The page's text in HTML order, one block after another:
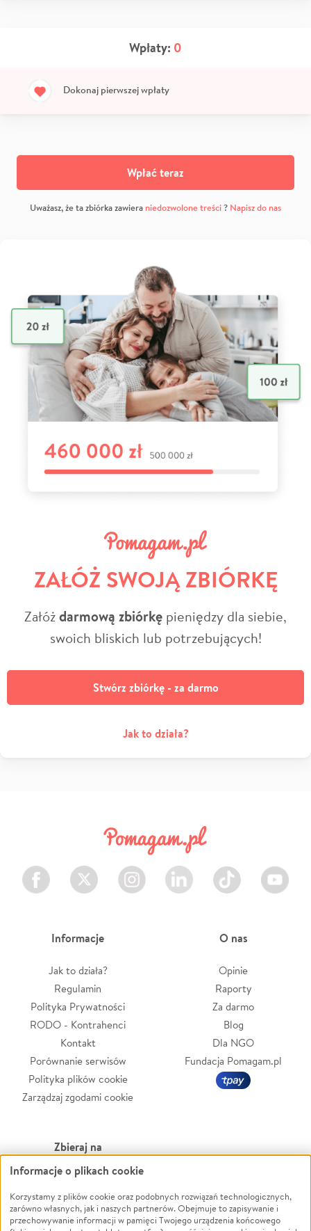
Wpłaty: 0
Dokonaj pierwszej wpłaty
Wpłać teraz
Uważasz, że ta zbiórka zawiera niedozwolone treści? Napisz do nas
ZAŁÓŻ SWOJĄ ZBIÓRKĘ
Załóżdarmową zbiórkę pieniędzy dla siebie,
swoich bliskich lub potrzebujących!
Stwórz zbiórkę - za darmo
Jak to działa?
Facebook Twitter Instagram LinkedIn TikTok Youtube
Informacje
Jak to działa?
Regulamin
Polityka Prywatności
RODO - Kontrahenci
Kontakt
Porównanie serwisów
Polityka plików cookie
Zarządzaj zgodami cookie
O nas
Opinie
Raporty
Za darmo
Blog
Dla NGO
Fundacja Pomagam.pl
Zbieraj na
Leczenie
Zwierzęta
Pożar
Powódź
Wichura
Informacje o plikach cookie
Korzystamy z plików cookie oraz podobnych rozwiązań technologicznych,
zarówno własnych, jak i naszych partnerów. Obejmuje to zapisywanie i
przechowywanie informacji w pamięci Twojego urządzenia końcowego